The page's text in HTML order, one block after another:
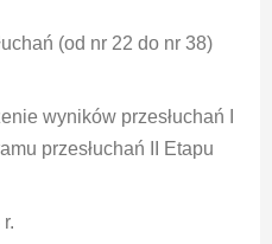
(od nr 22 do nr 38)
wyników przesłuchań I
przesłuchań II Etapu